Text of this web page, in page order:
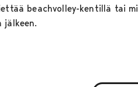
beachvolley-kentillä tai
jälkeen.